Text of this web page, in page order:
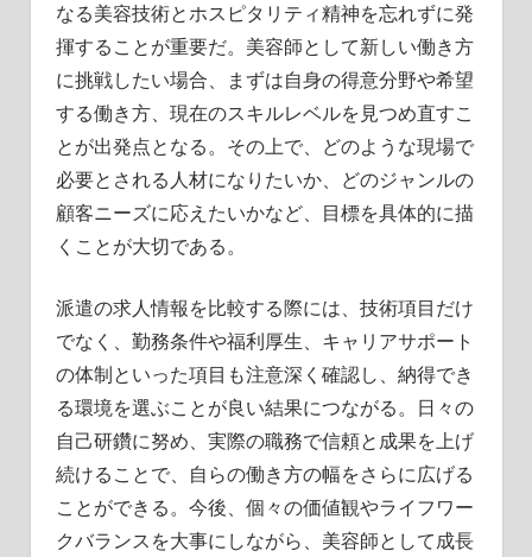
なる美容技術とホスピタリティ精神を忘れずに発
揮することが重要だ。美容師として新しい働き方
に挑戦したい場合、まずは自身の得意分野や希望
する働き方、現在のスキルレベルを見つめ直すこ
とが出発点となる。その上で、どのような現場で
必要とされる人材になりたいか、どのジャンルの
顧客ニーズに応えたいかなど、目標を具体的に描
くことが大切である。
派遣の求人情報を比較する際には、技術項目だけ
でなく、勤務条件や福利厚生、キャリアサポート
の体制といった項目も注意深く確認し、納得でき
る環境を選ぶことが良い結果につながる。日々の
自己研鑽に努め、実際の職務で信頼と成果を上げ
続けることで、自らの働き方の幅をさらに広げる
ことができる。今後、個々の価値観やライフワー
クバランスを大事にしながら、美容師として成長